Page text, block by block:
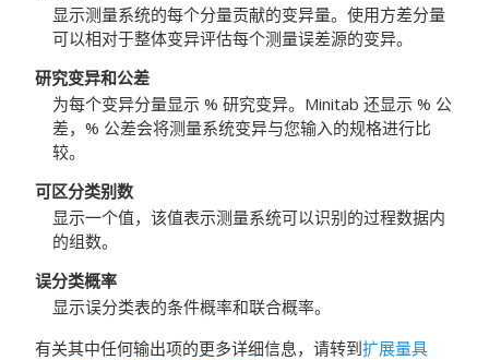
显示测量系统的每个分量贡献的变异量。使用方差分量
可以相对于整体变异评估每个测量误差源的变异。
研究变异和公差
为每个变异分量显示 % 研究变异。Minitab 还显示 % 公
差，% 公差会将测量系统变异与您输入的规格进行比
较。
可区分类别数
显示一个值，该值表示测量系统可以识别的过程数据内
的组数。
误分类概率
显示误分类表的条件概率和联合概率。
有关其中任何输出项的更多详细信息，请转到扩展量具